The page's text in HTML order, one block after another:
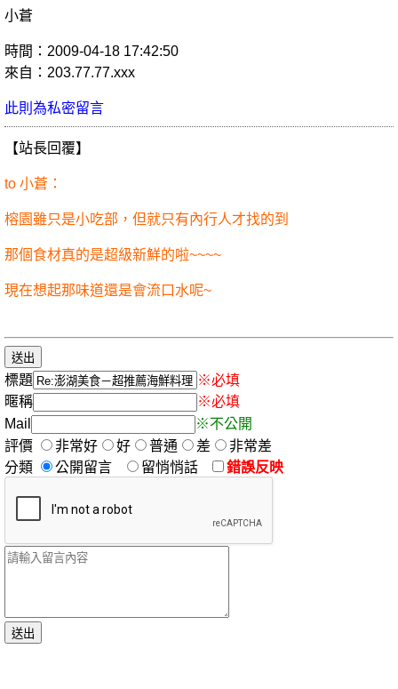
小蒼
時間：2009-04-18 17:42:50
來自：203.77.77.xxx
此則為私密留言
【站長回覆】
to 小蒼：
榕園雖只是小吃部，但就只有內行人才找的到
那個食材真的是超級新鮮的啦~~~~
現在想起那味道還是會流口水呢~
標題
※必填
暱稱
※必填
Mail
※不公開
評價
非常好 好 普通 差
非常差
分類
公開留言 留悄悄話 錯誤反映